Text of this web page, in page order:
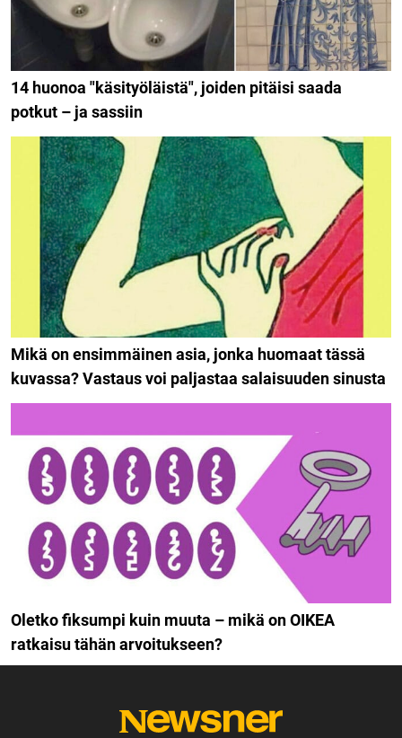
14 huonoa "käsityöläistä", joiden pitäisi saada
potkut – ja sassiin
Mikä on ensimmäinen asia, jonka huomaat tässä
kuvassa? Vastaus voi paljastaa salaisuuden sinusta
Oletko fiksumpi kuin muuta – mikä on OIKEA
ratkaisu tähän arvoitukseen?